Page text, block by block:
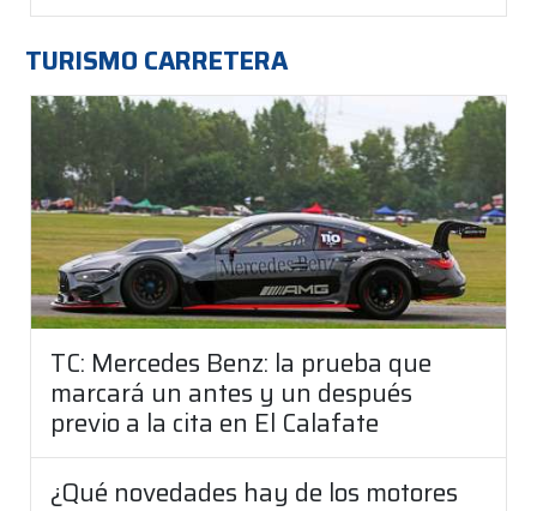
TURISMO CARRETERA
TC: Mercedes Benz: la prueba que
marcará un antes y un después
previo a la cita en El Calafate
¿Qué novedades hay de los motores